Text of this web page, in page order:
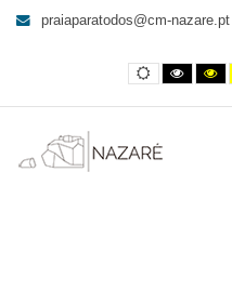
invasoras
para
praiaparatodos@cm-nazare.pt
Contraste
normalpreto
branco